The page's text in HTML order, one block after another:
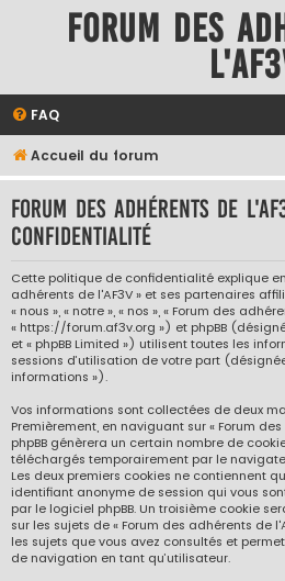
Forum des
FAQ
Accueil du forum
Forum des adhérents de
confidentialité
Cette politique de confidentialité explique
adhérents de l'AF3V » et ses partenaires
« nous », « notre », « nos », « Forum des
« https://forum.af3v.org ») et phpBB
et « phpBB Limited ») utilisent toutes les
sessions d’utilisation de votre part
informations »).
Vos informations sont collectées de deux
Premièrement, en naviguant sur « Forum
phpBB génèrera un certain nombre de
téléchargés temporairement par le
Les deux premiers cookies ne contiennent
identifiant anonyme de session qui vous
par le logiciel phpBB. Un troisième cookie
sur les sujets de « Forum des adhérents de
les sujets que vous avez consultés et
de navigation en tant qu’utilisateur.